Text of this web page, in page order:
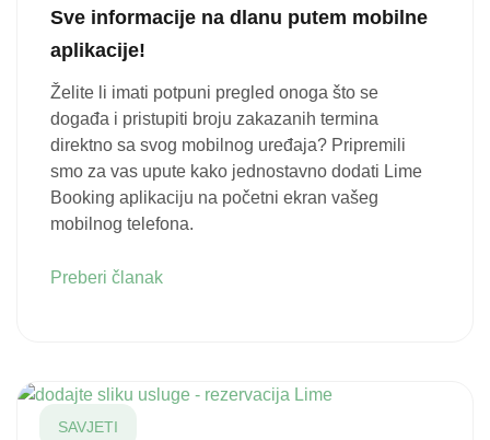
Sve informacije na dlanu putem mobilne
aplikacije!
Želite li imati potpuni pregled onoga što se
događa i pristupiti broju zakazanih termina
direktno sa svog mobilnog uređaja? Pripremili
smo za vas upute kako jednostavno dodati Lime
Booking aplikaciju na početni ekran vašeg
mobilnog telefona.
Preberi članak
SAVJETI